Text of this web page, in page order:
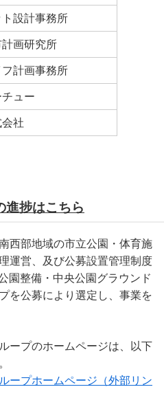
設計事務所
画研究所
計画事務所
ュー
社
進捗はこちら
西部地域の市立公園・体育施
運営、及び公募設置管理制度
園整備・中央公園グラウンド
を公募により選定し、事業を
ープのホームページは、以下
ープホームページ（外部リン